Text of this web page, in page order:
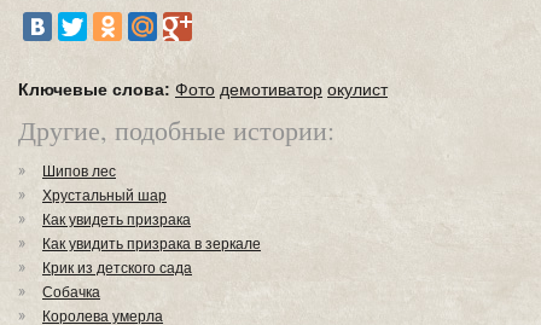
Ключевые слова: Фото демотиватор окулист
Другие, подобные истории:
Шипов лес
Хрустальный шар
Как увидеть призрака
Как увидить призрака в зеркале
Крик из детского сада
Собачка
Королева умерла